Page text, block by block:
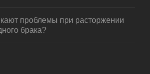
проблемы при расторжении
брака?